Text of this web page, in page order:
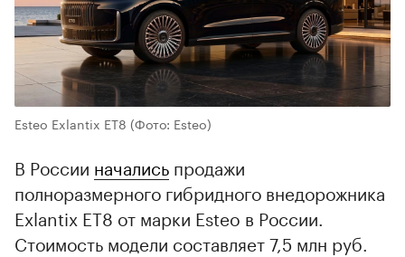
Esteo Exlantix ET8 (Фото: Esteo)
В России начались продажи
полноразмерного гибридного внедорожника
Exlantix ET8 от марки Esteo в России.
Стоимость модели составляет 7,5 млн руб.